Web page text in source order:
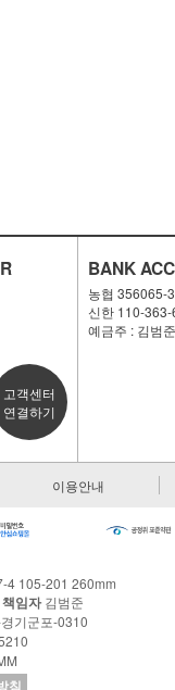
고객센터
연결하기
BANK
농협 356065-
신한 110-
예금주 : 김범준
이용안내
4 105-201 260mm
임자김범준
기군포-0310
침